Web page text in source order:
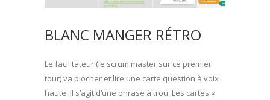
BLANC MANGER RÉTRO
Le facilitateur (le scrum master sur ce premier
tour) va piocher et lire une carte question à voix
haute. Il s’agit d’une phrase à trou. Les cartes «